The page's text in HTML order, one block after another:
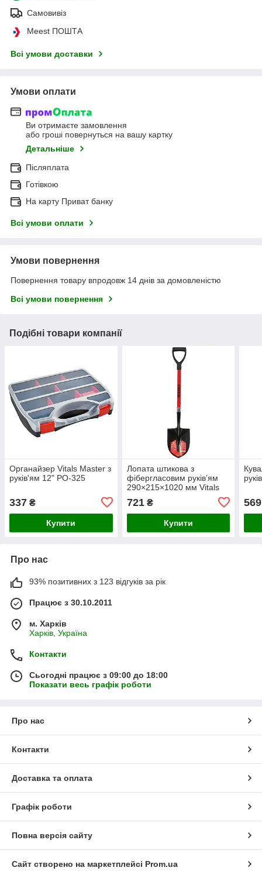
Самовивіз
Meest ПОШТА
Всі умови доставки
Умови оплати
Ви отримаєте замовлення
або гроші повернуться на вашу картку
Детальніше
Післяплата
Готівкою
На карту Приват банку
Всі умови оплати
Умови повернення
Повернення товару впродовж 14 днів за домовленістю
Всі умови повернення
Подібні товари компанії
Органайзер Vitals Master з
руків'ям 12" PO-325
337 ₴
Купити
Лопата штикова з
фібергласовим руків’ям
290×215×1020 мм Vitals
721₴
Купити
569
Про нас
93% позитивних з 123 відгуків за рік
Працює з 30.10.2011
м. Харків
Харків, Україна
Контакти
Сьогодні працює з 09:00 до 18:00
Показати весь графік роботи
Про нас
Контакти
Доставка та оплата
Графік роботи
Повна версія сайту
Сайт створено на маркетплейсі Prom.ua